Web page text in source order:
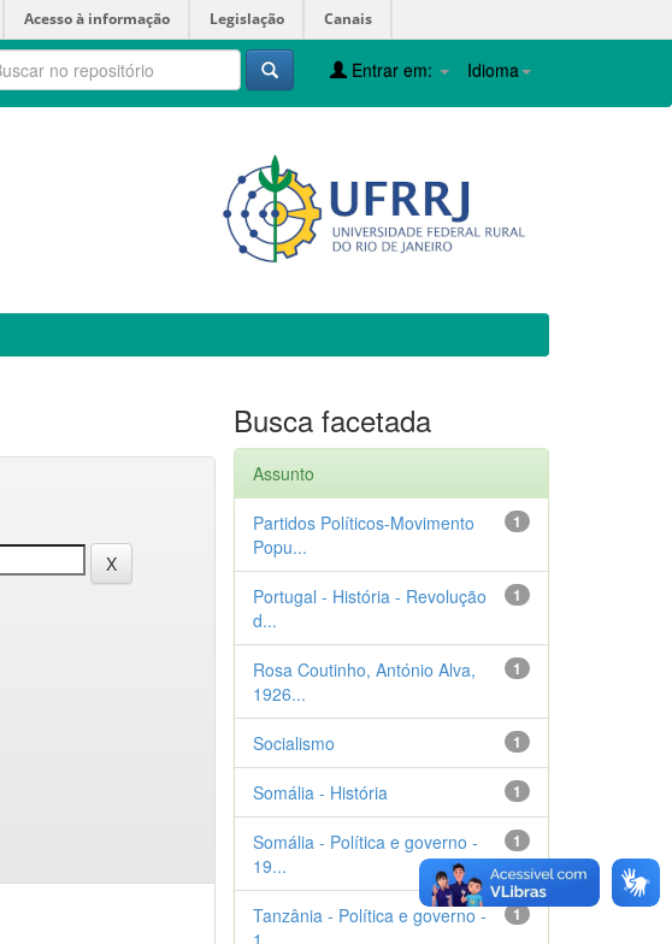
Acesso à informação Legislação Canais
Idioma
Entrar em:
Busca facetada
Assunto
1
Partidos Políticos-Movimento
Popu...
1
Portugal - História - Revolução
d...
1
Rosa Coutinho, António Alva,
1926...
1
Socialismo
1
Somália - História
1
Somália - Política e governo -
19...
1
Tanzânia - Política e governo -
1...